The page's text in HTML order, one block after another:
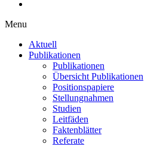
Menu
Aktuell
Publikationen
Publikationen
Übersicht Publikationen
Positionspapiere
Stellungnahmen
Studien
Leitfäden
Faktenblätter
Referate